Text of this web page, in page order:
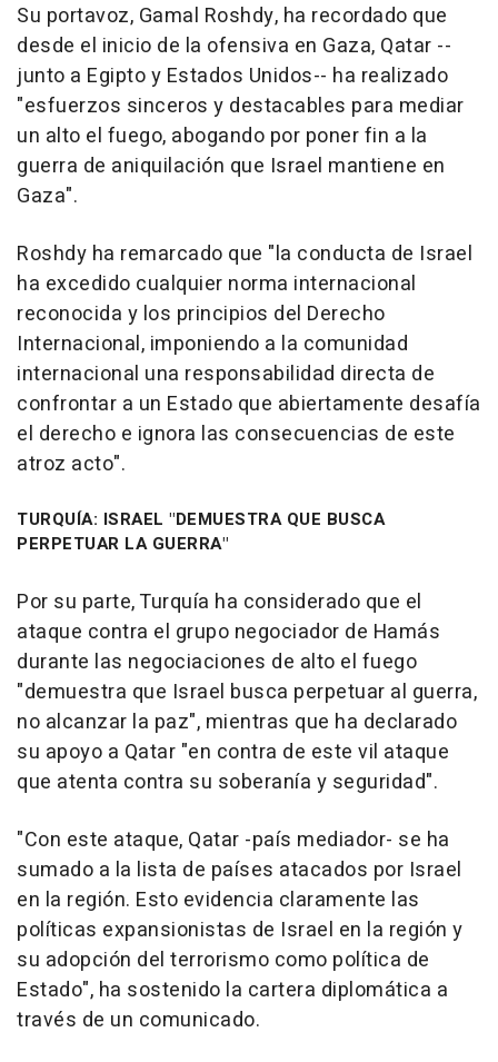
Su portavoz, Gamal Roshdy, ha recordado que
desde el inicio de la ofensiva en Gaza, Qatar --
junto a Egipto y Estados Unidos-- ha realizado
"esfuerzos sinceros y destacables para mediar
un alto el fuego, abogando por poner fin a la
guerra de aniquilación que Israel mantiene en
Gaza".
Roshdy ha remarcado que "la conducta de Israel
ha excedido cualquier norma internacional
reconocida y los principios del Derecho
Internacional, imponiendo a la comunidad
internacional una responsabilidad directa de
confrontar a un Estado que abiertamente desafía
el derecho e ignora las consecuencias de este
atroz acto".
TURQUÍA: ISRAEL "DEMUESTRA QUE BUSCA
PERPETUAR LA GUERRA"
Por su parte, Turquía ha considerado que el
ataque contra el grupo negociador de Hamás
durante las negociaciones de alto el fuego
"demuestra que Israel busca perpetuar al guerra,
no alcanzar la paz", mientras que ha declarado
su apoyo a Qatar "en contra de este vil ataque
que atenta contra su soberanía y seguridad".
"Con este ataque, Qatar -país mediador- se ha
sumado a la lista de países atacados por Israel
en la región. Esto evidencia claramente las
políticas expansionistas de Israel en la región y
su adopción del terrorismo como política de
Estado", ha sostenido la cartera diplomática a
través de un comunicado.